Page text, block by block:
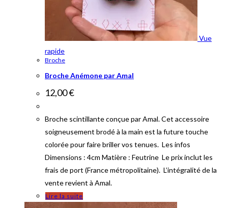
Vue
rapide
Broche
Broche Anémone par Amal
12,00€
Broche scintillante conçue par Amal. Cet accessoire
soigneusement brodé à la main est la future touche
colorée pour faire briller vos tenues. Les infos
Dimensions : 4cm Matière : Feutrine Le prix inclut les
frais de port (France métropolitaine). L’intégralité de la
vente revient à Amal.
Lire la suite